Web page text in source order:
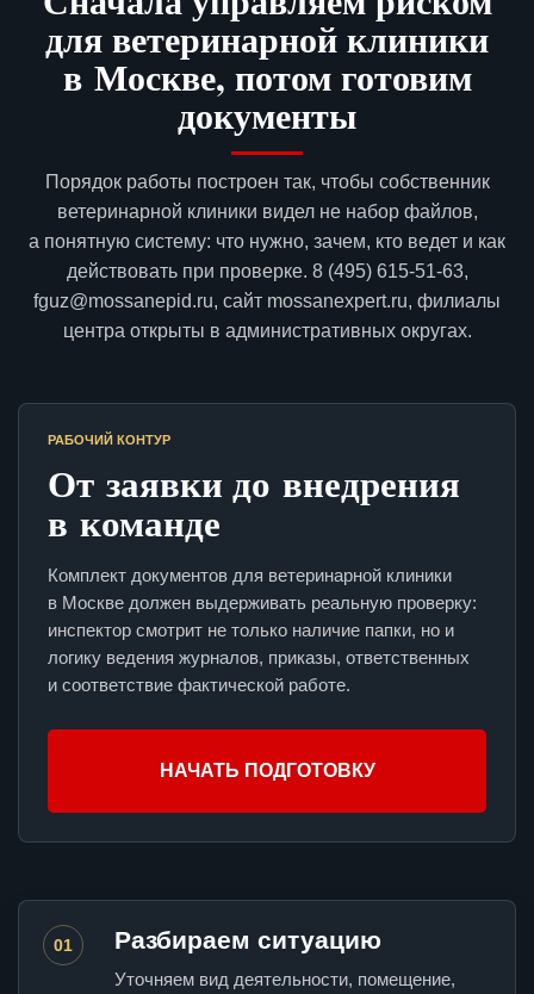
для ветеринарной клиники
в Москве, потом готовим
документы
Порядок работы построен так, чтобы собственник
ветеринарной клиники видел не набор файлов,
а понятную систему: что нужно, зачем, кто ведет и как
действовать при проверке. 8 (495) 615-51-63,
fguz@mossanepid.ru, сайт mossanexpert.ru, филиалы
центра открыты в административных округах.
РАБОЧИЙ КОНТУР
От заявки до внедрения
в команде
Комплект документов для ветеринарной клиники
в Москве должен выдерживать реальную проверку:
инспектор смотрит не только наличие папки, но и
логику ведения журналов, приказы, ответственных
и соответствие фактической работе.
НАЧАТЬ ПОДГОТОВКУ
01 Разбираем ситуацию
Уточняем вид деятельности, помещение,